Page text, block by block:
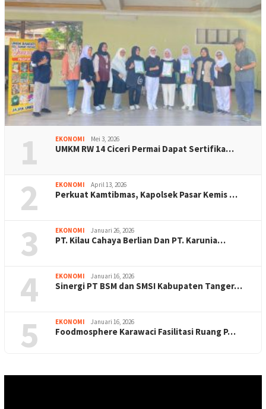
1 EKONOMI Mei 3, 2026
UMKM RW 14 Ciceri Permai Dapat Sertifika…
2 EKONOMI April 13, 2026
Perkuat Kamtibmas, Kapolsek Pasar Kemis …
3 EKONOMI Januari 26, 2026
PT. Kilau Cahaya Berlian Dan PT. Karunia…
4 EKONOMI Januari 16, 2026
Sinergi PT BSM dan SMSI Kabupaten Tanger…
5 EKONOMI Januari 16, 2026
Foodmosphere Karawaci Fasilitasi Ruang P…